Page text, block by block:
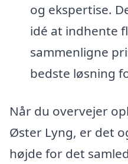
og ekspertise.
idé at indhente
sammenligne
bedste løsning
Når du overvejer
Øster Lyng, er det
højde for det